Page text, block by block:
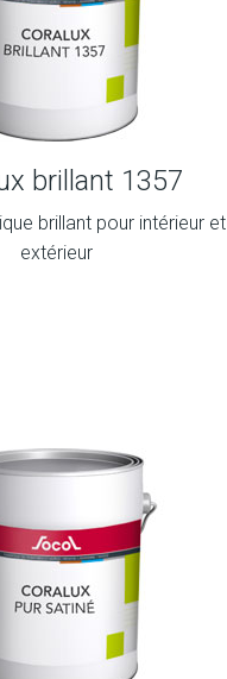
brillant 1357
brillant pour intérieur et
extérieur